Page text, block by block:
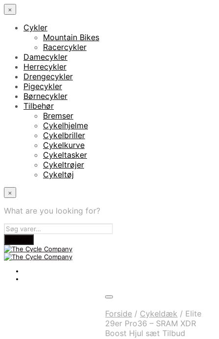
×
Cykler
Mountain Bikes
Racercykler
Damecykler
Herrecykler
Drengecykler
Pigecykler
Børnecykler
Tilbehør
Bremser
Cykelhjelme
Cykelbriller
Cykelkurve
Cykeltasker
Cykeltrøjer
Cykeltøj
×
What are you looking for?
Forside / Cykeldæk / Elite
29er Pro36 – SRAM XDR
Boost Hjul sæt Tilbud